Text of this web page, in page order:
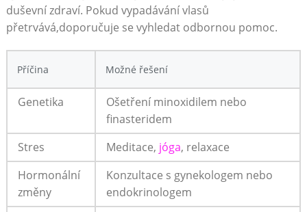
duševní zdraví. Pokud vypadávání vlasů
přetrvává,doporučuje se vyhledat odbornou pomoc.
Příčina Možné řešení
Genetika
Ošetření minoxidilem‌ nebo
finasteridem
Stres
Meditace, jóga,⁣ relaxace
Hormonální
změny
Konzultace s gynekologem nebo
endokrinologem